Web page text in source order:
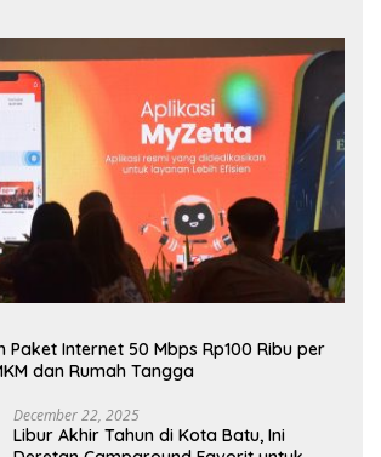
Paket Internet 50 Mbps Rp100 Ribu per
dan Rumah Tangga
December 22, 2025
Libur Akhir Tahun di Kota Batu, Ini